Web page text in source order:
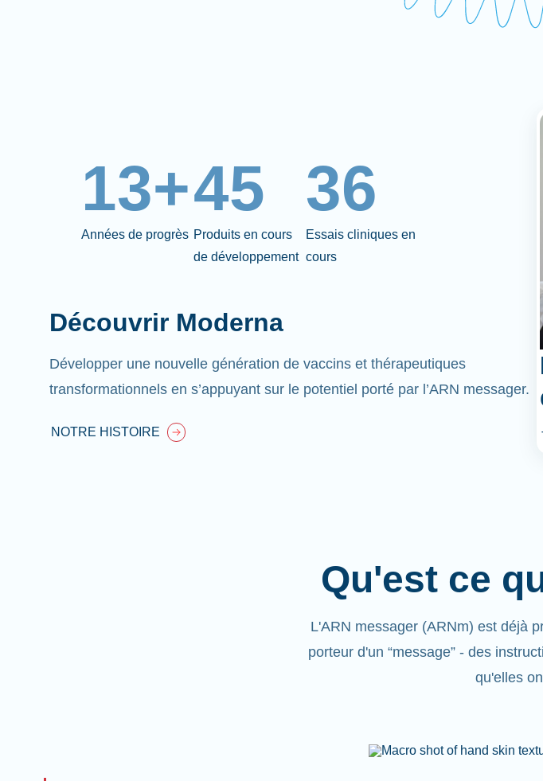
13+
Années de progrès
45
Produits en cours
de développement
36
Essais cliniques en
cours
Découvrir Moderna
Développer une nouvelle génération de vaccins et thérapeutiques
transformationnels en s’appuyant sur le potentiel porté par l’ARN messager.
NOTRE HISTOIRE
Qu'est ce
L'ARN messager (ARNm) est déjà
porteur d'un “message” - des
qu'elles